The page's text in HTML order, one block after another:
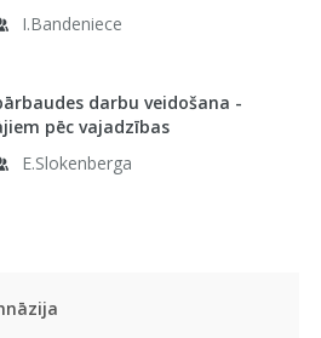
I.Bandeniece
darbu veidošana -
pēc vajadzības
E.Slokenberga